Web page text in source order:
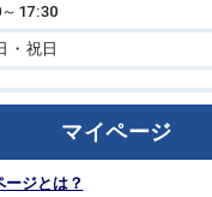
17:30
祝日
マイページ
ジとは？